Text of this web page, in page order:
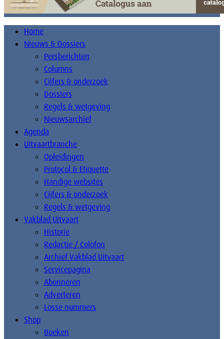
Home
Nieuws & Dossiers
Persberichten
Columns
Cijfers & onderzoek
Dossiers
Regels & wetgeving
Nieuwsarchief
Agenda
Uitvaartbranche
Opleidingen
Protocol & Etiquette
Handige websites
Cijfers & onderzoek
Regels & wetgeving
Vakblad Uitvaart
Historie
Redactie / Colofon
Archief Vakblad Uitvaart
Servicepagina
Abonneren
Adverteren
Losse nummers
Shop
Boeken